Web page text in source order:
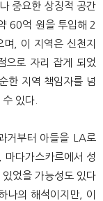
중요한 상징적 공간
60억 원을 투입해 2
, 이 지역은 신천지
으로 자리 잡게 되었
한 지역 책임자를 넘
있다.
거부터 아들을 LA로
다가스카르에서 성
었을 가능성도 있다
나의 해석이지만, 이